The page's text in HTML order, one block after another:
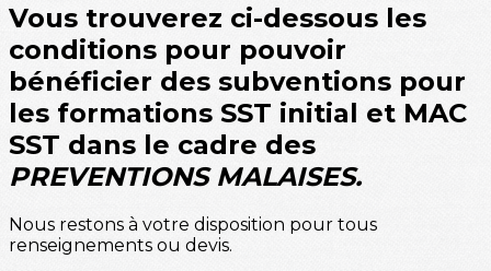
Vous trouverez ci-dessous les
conditions pour pouvoir
bénéficier des subventions pour
les formations SST initial et MAC
SST dans le cadre des
PREVENTIONS MALAISES.
Nous restons à votre disposition pour tous
renseignements ou devis.